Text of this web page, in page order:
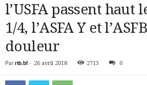
l’USFA passent haut
1/4, l’ASFA Y et
douleur
Par rtb.bf- 26 avril 2018 2713 0